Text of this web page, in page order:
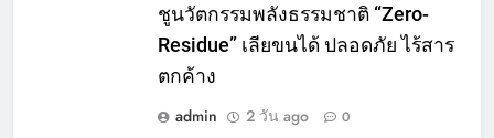
ชูนวัตกรรมพลังธรรมชาติ “Zero-
Residue” เลียขนได้ ปลอดภัย ไร้สาร
ตกค้าง
admin
2 วัน ago 0